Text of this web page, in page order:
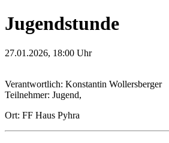
Jugendstunde
27.01.2026, 18:00 Uhr
Verantwortlich: Konstantin Wollersberger
Teilnehmer: Jugend,
Ort: FF Haus Pyhra